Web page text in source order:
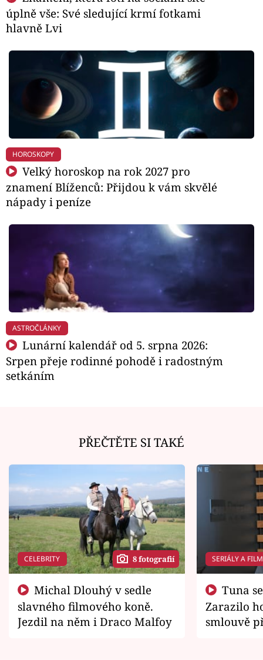
úplně vše: Své sledující krmí fotkami
hlavně Lvi
HOROSKOPY
Velký horoskop na rok 2027 pro
znamení Blíženců: Přijdou k vám skvělé
nápady i peníze
ASTROČLÁNKY
Lunární kalendář od 5. srpna 2026:
Srpen přeje rodinné pohodě i radostným
setkáním
PŘEČTĚTE SI TAKÉ
CELEBRITY 8 fotografií
slavného filmového koně.
Jezdil na něm i Draco Malfoy
SERIÁLY A
Zarazilo
smlouvě